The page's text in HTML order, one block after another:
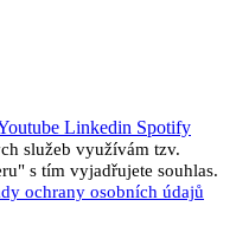
Linkedin Spotify
služeb využívám tzv.
s tím vyjadřujete souhlas.
ochrany osobních údajů